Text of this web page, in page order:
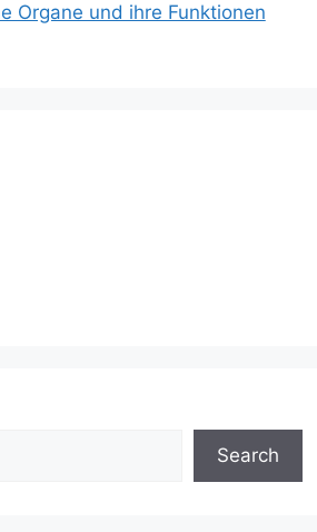
Organe und ihre Funktionen
Search